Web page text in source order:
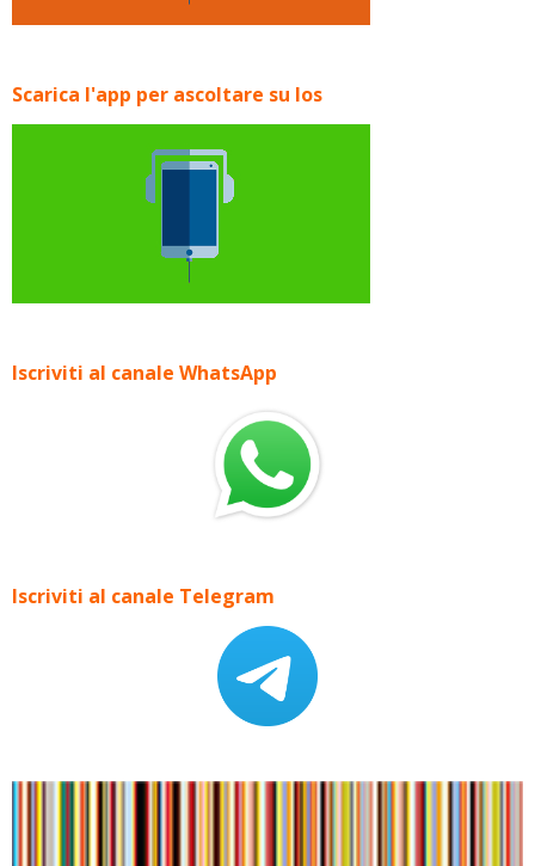
Scarica l'app per ascoltare su Ios
Iscriviti al canale WhatsApp
Iscriviti al canale Telegram